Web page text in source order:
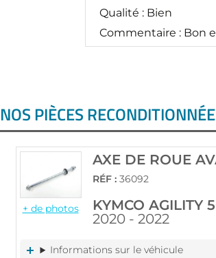
Qualité : Bien
Commentaire : Bon
NOS PIÈCES
+ de photos
AXE DE ROUE
RÉF : 36092
KYMCO AGILITY
2020 - 2022
Informations sur le véhicule